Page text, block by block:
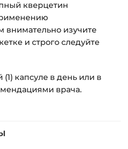
кверцетин
изучите
и строго следуйте
капсуле в день или в
врача.